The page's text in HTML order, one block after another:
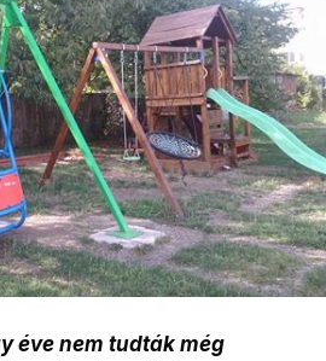
éve nem tudták még